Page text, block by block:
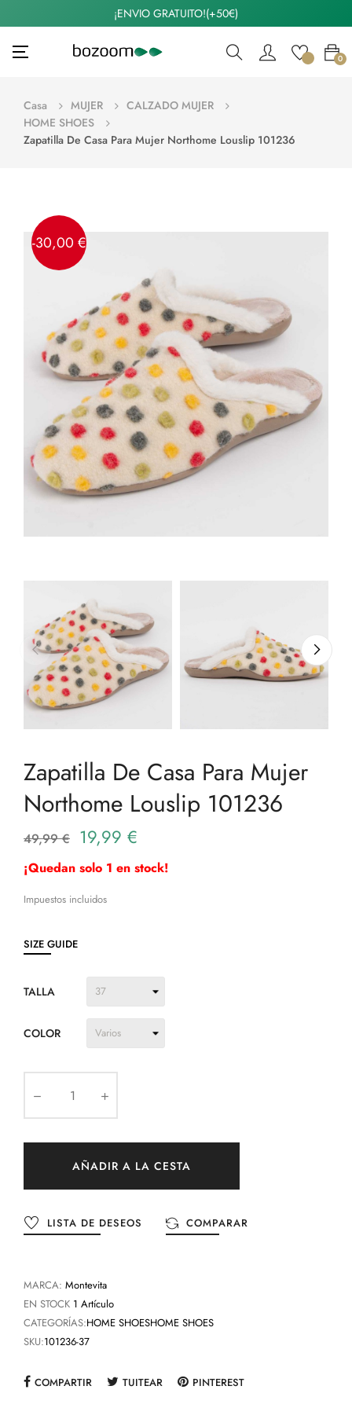
¡ENVIO GRATUITO!(+50€)
Navegación
☰ 0
Casa MUJER
CALZADO MUJER
HOME SHOES
Zapatilla De Casa Para Mujer Northome Louslip 101236
-30,00 €
Zapatilla De Casa Para Mujer
Northome Louslip 101236
49,99 € 19,99 €
¡Quedan solo 1 en stock!
Impuestos incluidos
SIZE GUIDE
TALLA
COLOR
AÑADIR A LA CESTA
LISTA DE DESEOS COMPARAR
MARCA: Montevita
EN STOCK 1 Artículo
CATEGORÍAS:HOME SHOESHOME SHOES
SKU:101236-37
COMPARTIR TUITEAR PINTEREST